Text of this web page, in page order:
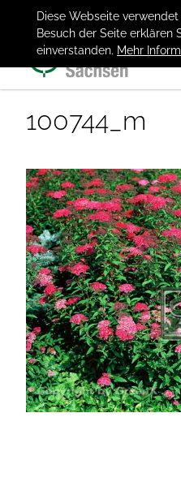
Diese Webseite
Besuch der Seite erklären
einverstanden. Mehr
100744_m